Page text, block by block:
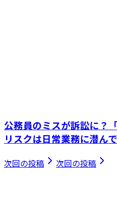
公務員のミスが訴訟に？
リスクは日常業務に潜ん
次回の投稿 次回の投稿